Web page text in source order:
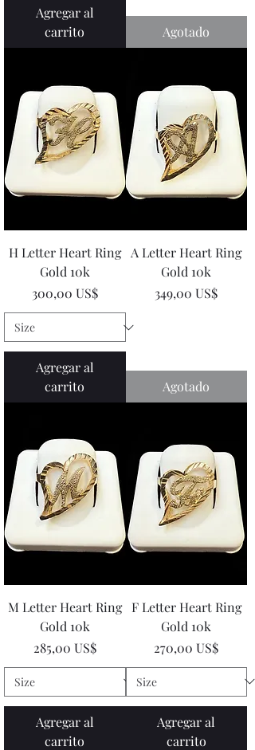
Agregar al
carrito
Agotado
H Letter Heart Ring
Gold 10k
Precio
300,00 US$
Agregar al
carrito
A Letter Heart Ring
Gold 10k
Precio
349,00 US$
Agotado
M Letter Heart Ring
Gold 10k
Precio
285,00 US$
Agregar al
carrito
F Letter Heart Ring
Gold 10k
Precio
270,00 US$
Agregar al
carrito